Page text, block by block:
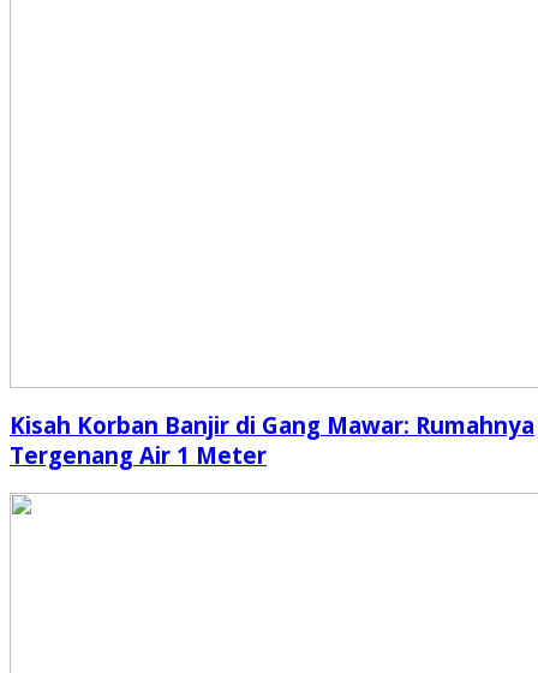
Kisah Korban Banjir di Gang Mawar: Rumahnya
Tergenang Air 1 Meter